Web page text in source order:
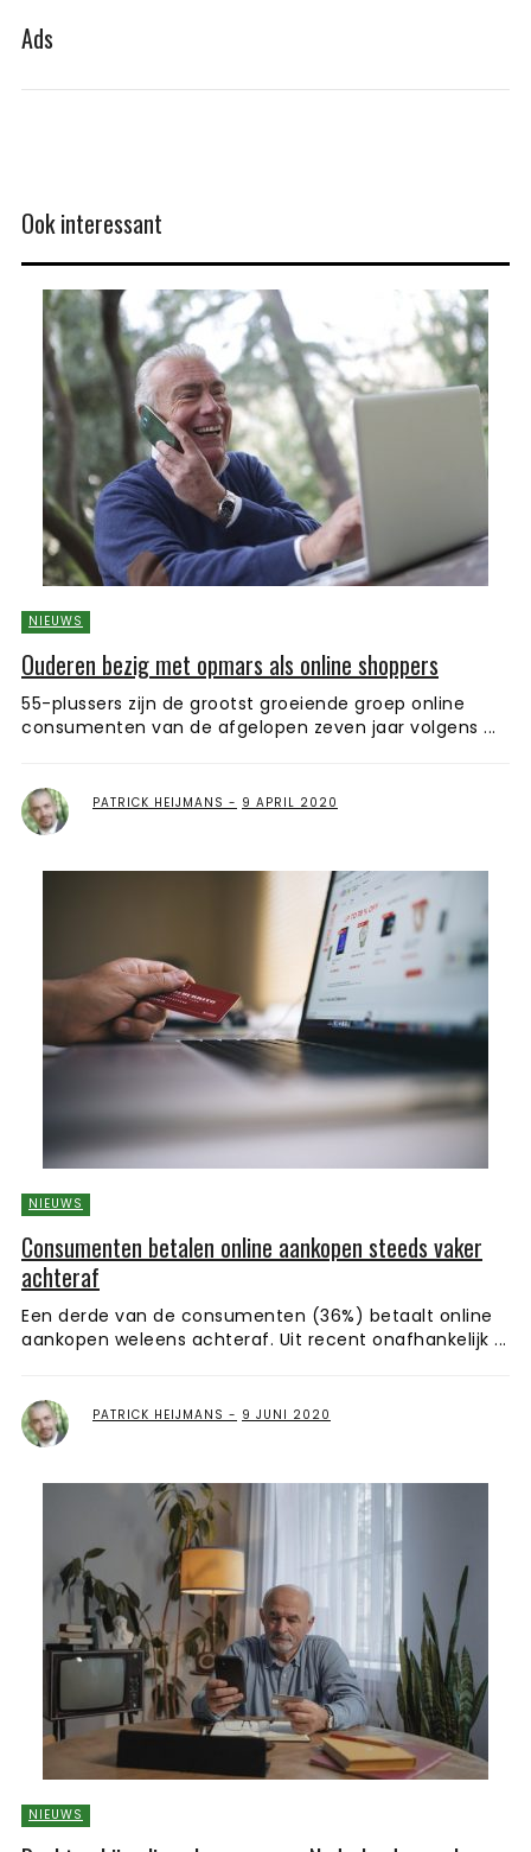
Ads
Ook interessant
NIEUWS
Ouderen bezig met opmars als online shoppers
55-plussers zijn de grootst groeiende groep online
consumenten van de afgelopen zeven jaar volgens ...
PATRICK HEIJMANS 9 APRIL 2020
NIEUWS
Consumenten betalen online aankopen steeds vaker
achteraf
Een derde van de consumenten (36%) betaalt online
aankopen weleens achteraf. Uit recent onafhankelijk ...
PATRICK HEIJMANS 9 JUNI 2020
NIEUWS